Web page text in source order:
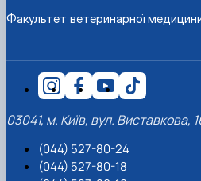
Факультет ветеринарної
03041, м. Київ, вул. Виставкова,
(044) 527-80-24
(044) 527-80-18